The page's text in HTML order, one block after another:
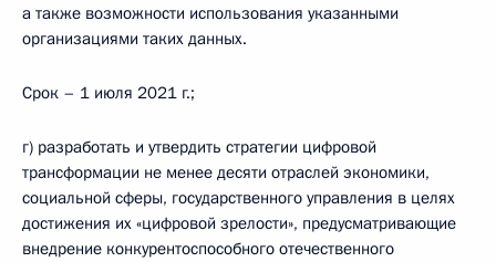
а также возможности использования указанными
организациями таких данных.
Срок – 1 июля 2021 г.;
г) разработать и утвердить стратегии цифровой
трансформации не менее десяти отраслей экономики,
социальной сферы, государственного управления в целях
достижения их «цифровой зрелости», предусматривающие
внедрение конкурентоспособного отечественного